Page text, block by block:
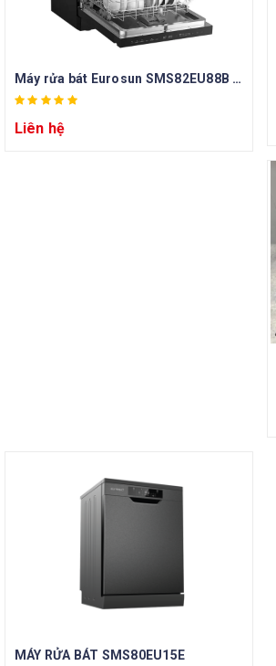
Máy rửa bát Eurosun SMS82EU88B (Tặng 01 hộp viên rửa Finish 90 viên + 01 hộp muối rửa Finish 1.2kg + 01 chai dầu bóng (trợ xả) Finish 400ml)
Liên hệ
MÁY RỬA BÁT SMS80EU15E